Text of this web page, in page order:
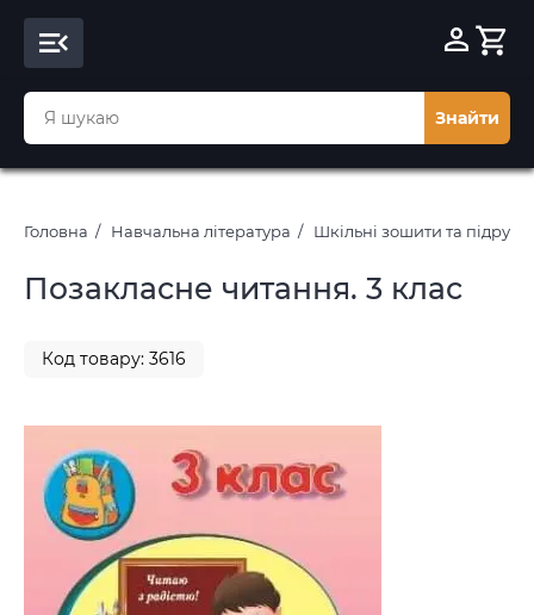
Знайти
Головна Навчальна література Шкільні зошити та
Позакласне читання. 3 клас
Код товару: 3616